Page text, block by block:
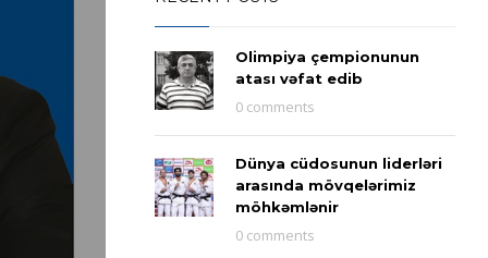
Olimpiya çempionunun
atası vəfat edib
0 comments
Dünya cüdosunun liderləri
arasında mövqelərimiz
möhkəmlənir
0 comments